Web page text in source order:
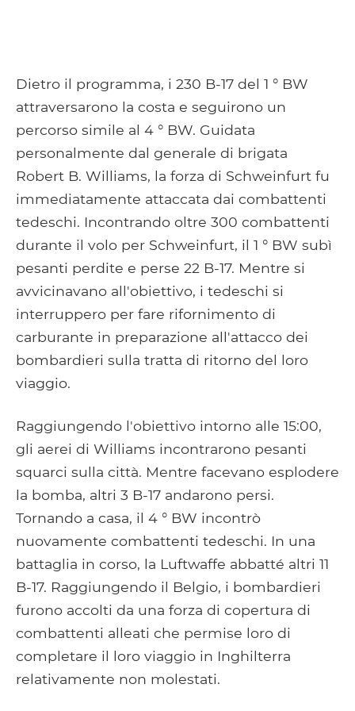
Dietro il programma, i 230 B-17 del 1 ° BW
attraversarono la costa e seguirono un
percorso simile al 4 ° BW. Guidata
personalmente dal generale di brigata
Robert B. Williams, la forza di Schweinfurt fu
immediatamente attaccata dai combattenti
tedeschi. Incontrando oltre 300 combattenti
durante il volo per Schweinfurt, il 1 ° BW subì
pesanti perdite e perse 22 B-17. Mentre si
avvicinavano all'obiettivo, i tedeschi si
interruppero per fare rifornimento di
carburante in preparazione all'attacco dei
bombardieri sulla tratta di ritorno del loro
viaggio.
Raggiungendo l'obiettivo intorno alle 15:00,
gli aerei di Williams incontrarono pesanti
squarci sulla città. Mentre facevano esplodere
la bomba, altri 3 B-17 andarono persi.
Tornando a casa, il 4 ° BW incontrò
nuovamente combattenti tedeschi. In una
battaglia in corso, la Luftwaffe abbatté altri 11
B-17. Raggiungendo il Belgio, i bombardieri
furono accolti da una forza di copertura di
combattenti alleati che permise loro di
completare il loro viaggio in Inghilterra
relativamente non molestati.